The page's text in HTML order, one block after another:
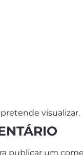
visualizar.
publicar um